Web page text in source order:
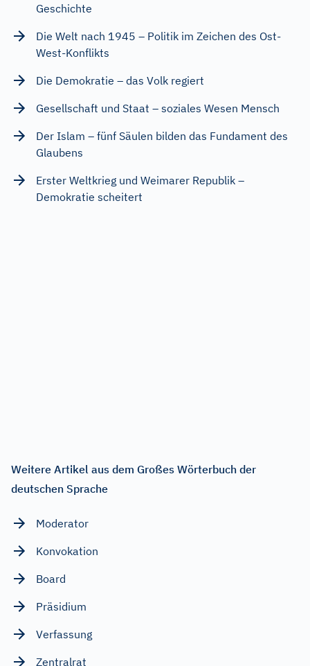
Geschichte
Die Welt nach 1945 – Politik im Zeichen des Ost-
West-Konflikts
Die Demokratie – das Volk regiert
Gesellschaft und Staat – soziales Wesen Mensch
Der Islam – fünf Säulen bilden das Fundament des
Glaubens
Erster Weltkrieg und Weimarer Republik –
Demokratie scheitert
Weitere Artikel aus dem Großes Wörterbuch der
deutschen Sprache
Moderator
Konvokation
Board
Präsidium
Verfassung
Zentralrat